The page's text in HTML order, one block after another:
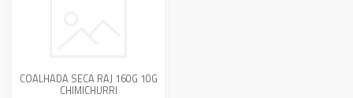
COALHADA SECA RAJ 160G 10G
CHIMICHURRI